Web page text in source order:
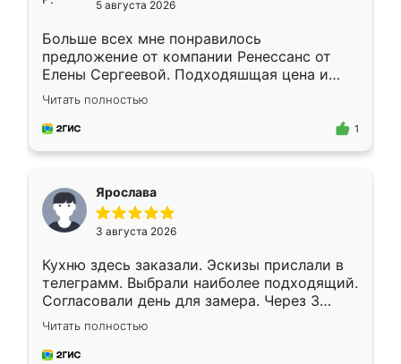
5 августа 2026
Больше всех мне понравилось
предложение от компании Ренессанс от
Елены Сергеевой. Подходяшщая цена и
короткие сроки изготовления. Приехавший
для замера сотрудник Владислав
предложил по моему эскизу самый
Читать полностью
1
Ярослава
3 августа 2026
Кухню здесь заказали. Эскизы прислали в
телеграмм. Выбрали наиболее подходящий.
Согласовали день для замера. Через 3
недели кухня была уже готова. Остались
довольны работой. Спасибо Ренессанс
мебель за качественную работу!
Читать полностью